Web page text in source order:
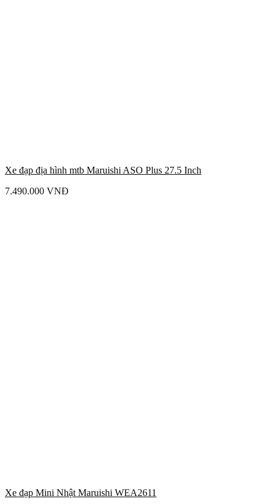
Xe đạp địa hình mtb Maruishi ASO Plus 27.5 Inch
7.490.000 VNĐ
Xe đạp Mini Nhật Maruishi WEA2611